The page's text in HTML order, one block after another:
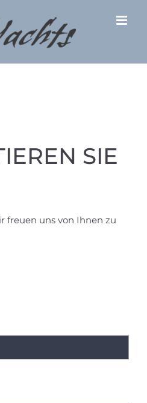
SIE
freuen uns von Ihnen zu